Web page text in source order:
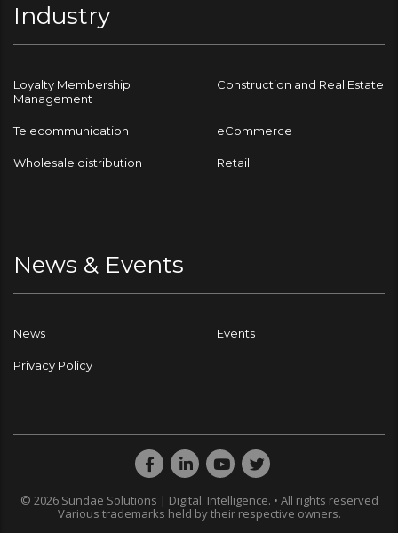
Industry
Loyalty Membership
Management
Construction and Real Estate
Telecommunication eCommerce
Wholesale distribution Retail
News & Events
News Events
Privacy Policy
© 2026 Sundae Solutions | Digital. Intelligence. • All rights reserved
Various trademarks held by their respective owners.